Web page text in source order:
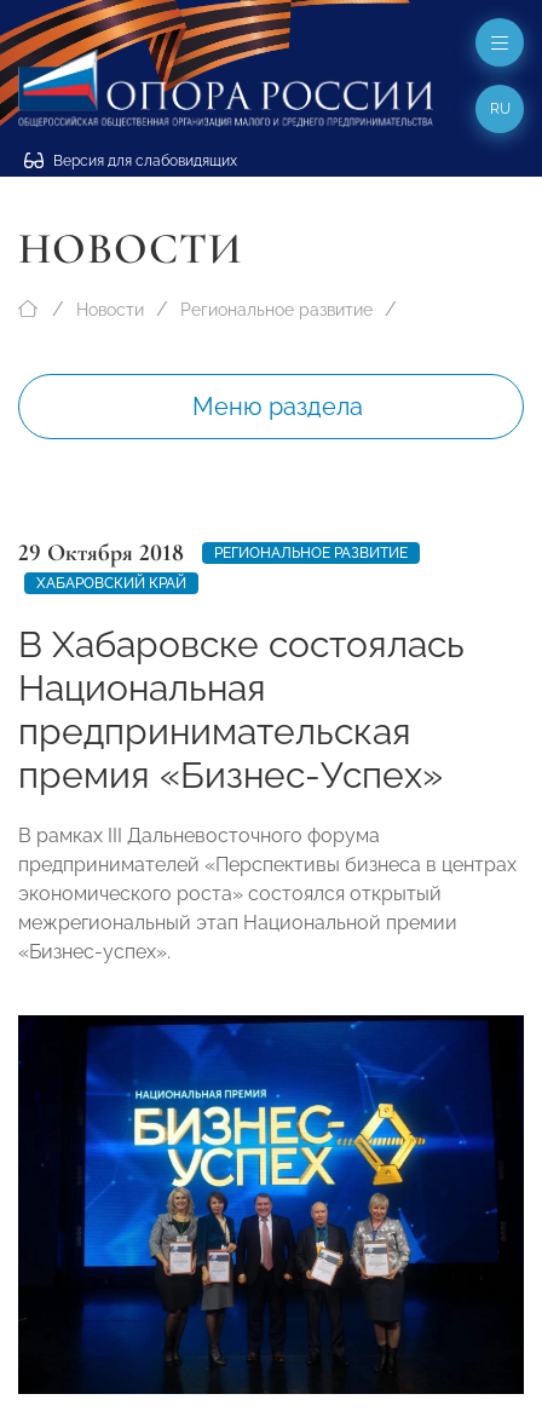
Версия для слабовидящих
RU
НОВОСТИ
Новости Региональное развитие
Меню раздела
29 Октября 2018
РЕГИОНАЛЬНОЕ РАЗВИТИЕ
ХАБАРОВСКИЙ КРАЙ
В Хабаровске состоялась
Национальная
предпринимательская
премия «Бизнес-Успех»
В рамках III Дальневосточного форума
предпринимателей «Перспективы бизнеса в центрах
экономического роста» состоялся открытый
межрегиональный этап Национальной премии
«Бизнес-успех».